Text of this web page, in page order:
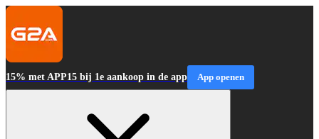
15% met APP15 bij 1e aankoop in de app App openen